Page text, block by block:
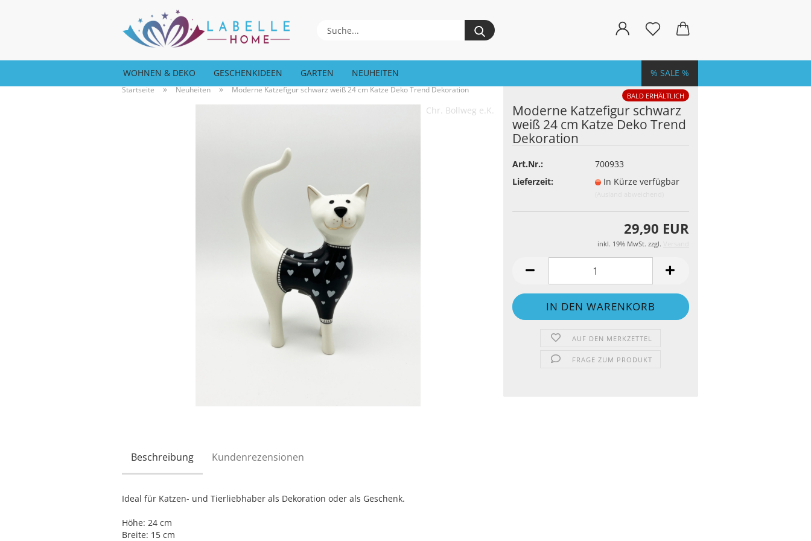
Suche...
WOHNEN & DEKO GESCHENKIDEEN GARTEN NEUHEITEN % SALE %
Startseite » Neuheiten » Moderne Katzefigur schwarz weiß 24 cm Katze Deko Trend Dekoration
Chr. Bollweg e.K.
BALD ERHÄLTLICH
Moderne Katzefigur schwarz
weiß 24 cm Katze Deko Trend
Dekoration
Art.Nr.:
700933
Lieferzeit:
In Kürze verfügbar
29,90 EUR
inkl. 19% MwSt. zzgl.
AUF DEN MERKZETTEL
FRAGE ZUM PRODUKT
Beschreibung Kundenrezensionen
Ideal für Katzen- und Tierliebhaber als Dekoration oder als Geschenk.
Höhe: 24 cm
Breite: 15 cm